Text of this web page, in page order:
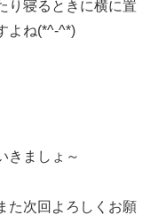
り寝るときに横に置
よね(*^-^*)
きましょ～
た次回よろしくお願